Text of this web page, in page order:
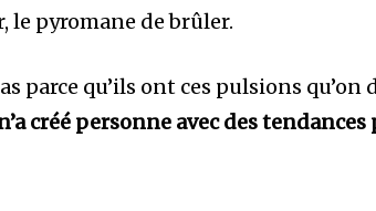
pyromane de brûler.
parce qu’ils ont ces pulsions
créé personne avec des